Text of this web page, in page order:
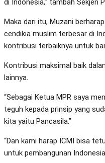
di Indonesia,” tambah Sekjen
Maka dari itu, Muzani
cendikia muslim terbesar di
kontribusi terbaiknya untuk
Kontribusi maksimal baik
lainnya.
“Sebagai Ketua MPR saya
teguh kepada prinsip yang
kita yaitu Pancasila.”
“Dan kami harap ICMI bisa
untuk pembangunan